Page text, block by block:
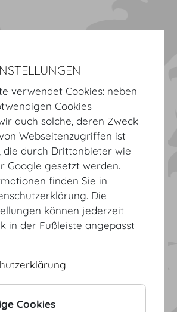
im
Hofburg.
KONGRESS- UND
HOFBURG
DER STADT.
verwendet Cookies: neben
Cookies
auch solche, deren Zweck
Webseitenzugriffen ist
die durch Drittanbieter wie
Google gesetzt werden.
finden Sie in
Die
können jederzeit
in der Fußleiste angepasst
Cookies